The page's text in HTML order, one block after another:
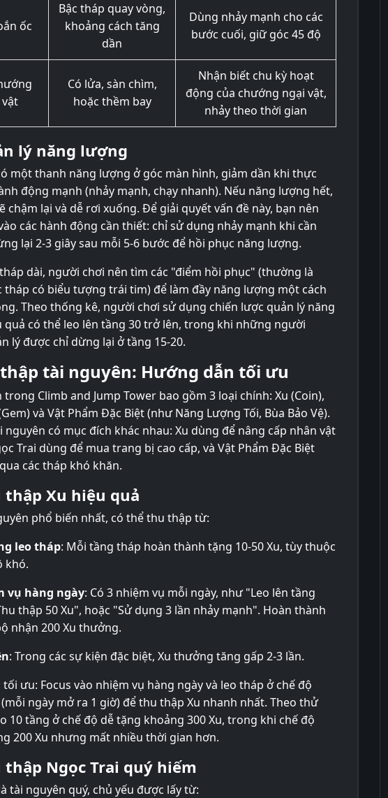
ốc
Bậc tháp quay vòng,
khoảng cách tăng
dần
Dùng nhảy mạnh cho các
bước cuối, giữ góc 45 độ
Có lửa, sàn chìm,
hoặc thềm bay
Nhận biết chu kỳ hoạt
động của chướng ngại vật,
nhảy theo thời gian
lý năng lượng
một thanh năng lượng ở góc màn hình, giảm dần khi thực
động mạnh (nhảy mạnh, chạy nhanh). Nếu năng lượng hết,
chậm lại và dễ rơi xuống. Để giải quyết vấn đề này, bạn nên
các hành động cần thiết: chỉ sử dụng nhảy mạnh khi cần
lại 2-3 giây sau mỗi 5-6 bước để hồi phục năng lượng.
dài, người chơi nên tìm các "điểm hồi phục" (thường là
tháp có biểu tượng trái tim) để làm đầy năng lượng một cách
Theo thống kê, người chơi sử dụng chiến lược quản lý năng
quả có thể leo lên tầng 30 trở lên, trong khi những người
lý được chỉ dừng lại ở tầng 15-20.
tài nguyên: Hướng dẫn tối ưu
trong Climb and Jump Tower bao gồm 3 loại chính: Xu (Coin),
và Vật Phẩm Đặc Biệt (như Năng Lượng Tối, Bùa Bảo Vệ).
nguyên có mục đích khác nhau: Xu dùng để nâng cấp nhân vật
Trai dùng để mua trang bị cao cấp, và Vật Phẩm Đặc Biệt
các tháp khó khăn.
thập Xu hiệu quả
phổ biến nhất, có thể thu thập từ:
leo tháp: Mỗi tầng tháp hoàn thành tặng 10-50 Xu, tùy thuộc
khó.
vụ hàng ngày: Có 3 nhiệm vụ mỗi ngày, như "Leo lên tầng
thập 50 Xu", hoặc "Sử dụng 3 lần nhảy mạnh". Hoàn thành
nhận 200 Xu thưởng.
: Trong các sự kiện đặc biệt, Xu thưởng tăng gấp 2-3 lần.
tối ưu: Focus vào nhiệm vụ hàng ngày và leo tháp ở chế độ
ngày mở ra 1 giờ) để thu thập Xu nhanh nhất. Theo thử
10 tầng ở chế độ dễ tặng khoảng 300 Xu, trong khi chế độ
200 Xu nhưng mất nhiều thời gian hơn.
thập Ngọc Trai quý hiếm
tài nguyên quý, chủ yếu được lấy từ: